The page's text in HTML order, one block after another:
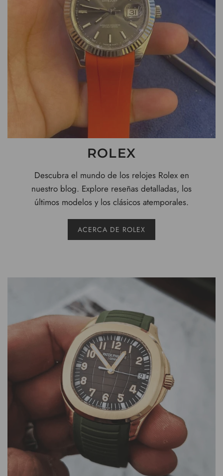
ROLEX
Descubra el mundo de los relojes Rolex en
nuestro blog. Explore reseñas detalladas, los
últimos modelos y los clásicos atemporales.
ACERCA DE ROLEX